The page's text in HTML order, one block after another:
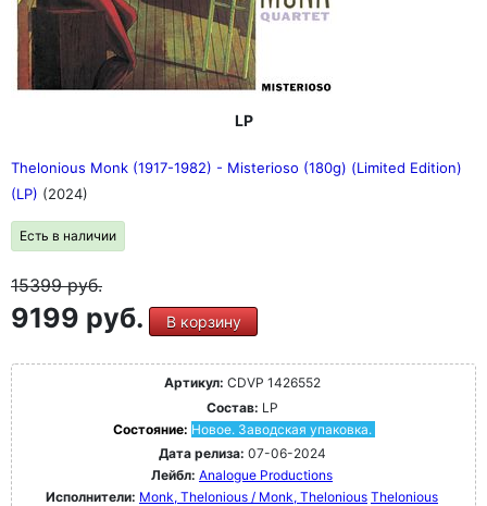
LP
Thelonious Monk (1917-1982) - Misterioso (180g) (Limited Edition)
(LP) (2024)
Есть в наличии
15399руб.
9199 руб. В корзину
Артикул: CDVP 1426552
Состав: LP
Состояние: Новое. Заводская упаковка.
Дата релиза: 07-06-2024
Лейбл: Analogue Productions
Исполнители: Monk, Thelonious / Monk, Thelonious Thelonious